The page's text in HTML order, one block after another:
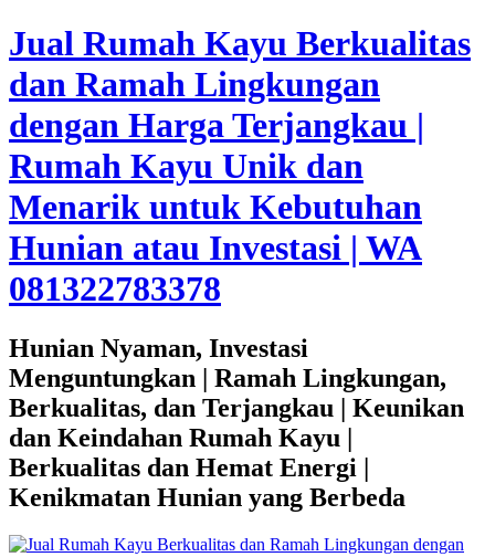
Jual Rumah Kayu Berkualitas
dan Ramah Lingkungan
dengan Harga Terjangkau |
Rumah Kayu Unik dan
Menarik untuk Kebutuhan
Hunian atau Investasi | WA
081322783378
Hunian Nyaman, Investasi
Menguntungkan | Ramah Lingkungan,
Berkualitas, dan Terjangkau | Keunikan
dan Keindahan Rumah Kayu |
Berkualitas dan Hemat Energi |
Kenikmatan Hunian yang Berbeda